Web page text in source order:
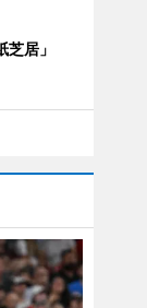
芝居」